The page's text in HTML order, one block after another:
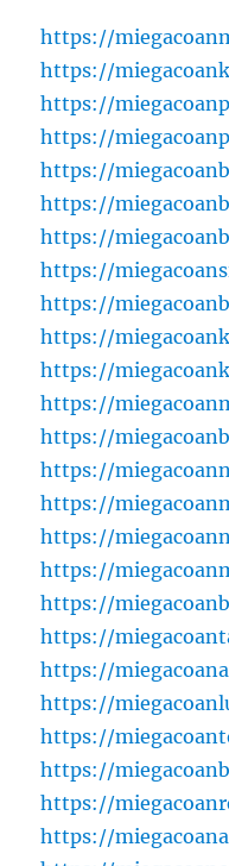
https://
https://
https://
https://
https://
https://
https://
https://
https://
https://
https://
https://
https://
https://
https://
https://
https://
https://
https://
https://
https://
https://
https://
https://
https://